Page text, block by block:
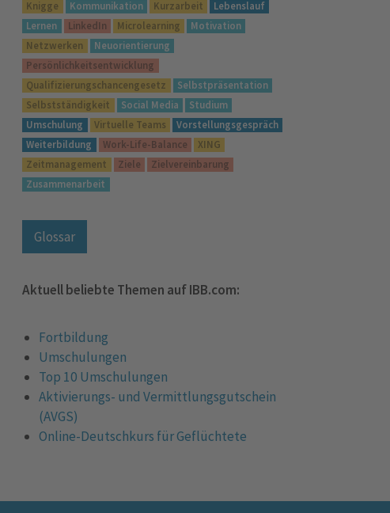
Knigge
Kommunikation Kurzarbeit
Lebenslauf
Lernen
LinkedIn Microlearning
Motivation
Netzwerken
Neuorientierung
Persönlichkeitsentwicklung
Qualifizierungschancengesetz
Selbstpräsentation
Selbstständigkeit
Social Media
Studium
Umschulung
Virtuelle Teams
Vorstellungsgespräch
Weiterbildung
Work-Life-Balance
XING
Zeitmanagement
Ziele
Zielvereinbarung
Zusammenarbeit
Glossar
Aktuell beliebte Themen auf IBB.com:
Fortbildung
Umschulungen
Top 10 Umschulungen
Aktivierungs- und Vermittlungsgutschein
(AVGS)
Online-Deutschkurs für Geflüchtete